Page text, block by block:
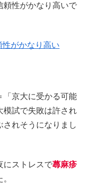
頼性がかなり高いで
性がかなり高い
「京大に受かる可能
模試で失敗は許され
されそうになりまし
にストレスで蕁麻疹